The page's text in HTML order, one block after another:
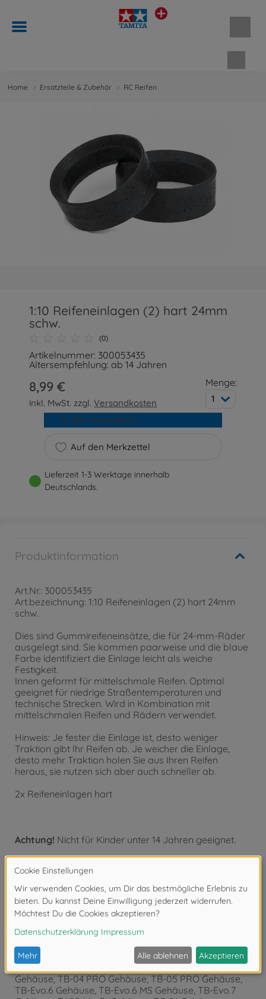
Home Ersatzteile & Zubehör RC Reifen
1:10 Reifeneinlagen (2) hart 24mm
schw.
(0)
Artikelnummer: 300053435
Altersempfehlung: ab 14 Jahren
8,99 €
inkl. MwSt. zzgl.Versandkosten
Menge:
1
Auf den Merkzettel
In den Warenkorb
Lieferzeit 1-3 Werktage innerhalb
Deutschlands.
Produktinformation
Art.Nr.: 300053435
Art.bezeichnung: 1:10 Reifeneinlagen (2) hart 24mm
schw.
Dies sind Gummireifeneinsätze, die für 24-mm-Räder
ausgelegt sind. Sie kommen paarweise und die blaue
Farbe identifiziert die Einlage leicht als weiche
Festigkeit.
Innen geformt für mittelschmale Reifen. Optimal
geeignet für niedrige Straßentemperaturen und
technische Strecken. Wird in Kombination mit
mittelschmalen Reifen und Rädern verwendet.
Hinweis: Je fester die Einlage ist, desto weniger
Traktion gibt Ihr Reifen ab. Je weicher die Einlage,
desto mehr Traktion holen Sie aus Ihren Reifen
heraus, sie nutzen sich aber auch schneller ab.
2x Reifeneinlagen hart
Achtung! Nicht für Kinder unter 14 Jahren geeignet.
Produktdetails
- für TA07 PRO-Chassis, TA08 PRO-Chassis, TA07 MS-
Chassis, TA07 MSX-Chassis, TA06-Chassis, TA06 PRO-
Chassis, TA06 MS-Chassis, FF-04 EVO-Chassis, FF-03-
Chassis, FF-03 PRO-Chassis, TB-03-Chassis , TB . -04
Gehäuse, TB-04 PRO Gehäuse, TB-05 PRO Gehäuse,
TB-Evo.6 Gehäuse, TB-Evo.6 MS Gehäuse, TB-Evo.7